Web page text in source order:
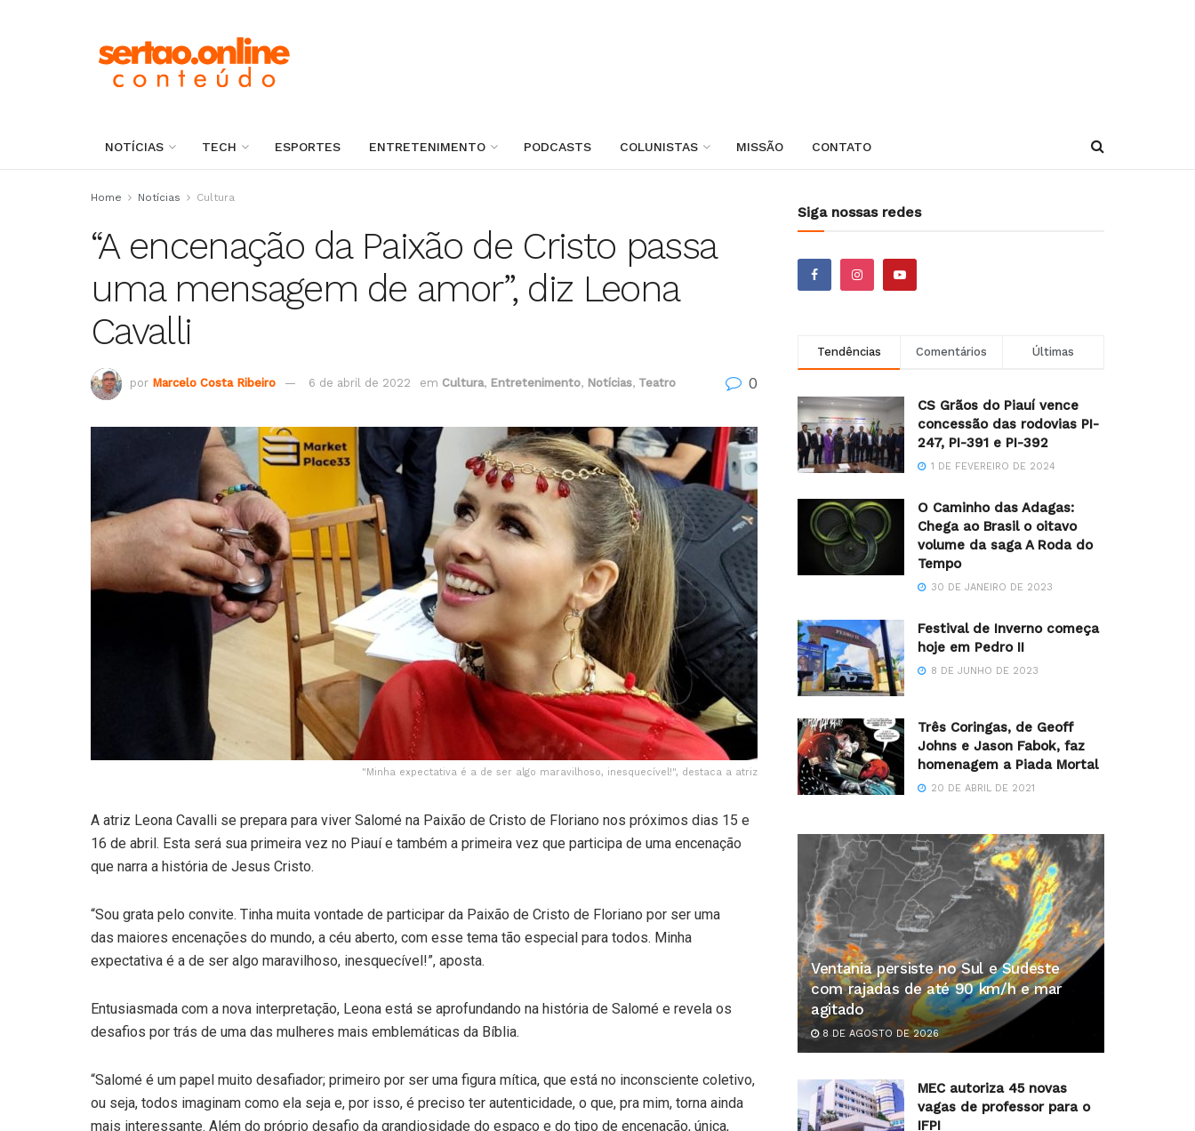
NOTÍCIAS TECH ESPORTES ENTRETENIMENTO PODCASTS COLUNISTAS MISSÃO CONTATO
Home Notícias Cultura
“A encenação da Paixão de Cristo passa
uma mensagem de amor”, diz Leona
Cavalli
por Marcelo Costa Ribeiro 6 de abril de 2022 em Cultura, Entretenimento, Notícias, Teatro 0
"Minha expectativa é a de ser algo maravilhoso, inesquecível!", destaca a atriz
A atriz Leona Cavalli se prepara para viver Salomé na Paixão de Cristo de Floriano nos próximos dias 15 e
16 de abril. Esta será sua primeira vez no Piauí e também a primeira vez que participa de uma encenação
que narra a história de Jesus Cristo.
“Sou grata pelo convite. Tinha muita vontade de participar da Paixão de Cristo de Floriano por ser uma
das maiores encenações do mundo, a céu aberto, com esse tema tão especial para todos. Minha
expectativa é a de ser algo maravilhoso, inesquecível!”, aposta.
Entusiasmada com a nova interpretação, Leona está se aprofundando na história de Salomé e revela os
desafios por trás de uma das mulheres mais emblemáticas da Bíblia.
“Salomé é um papel muito desafiador; primeiro por ser uma figura mítica, que está no inconsciente coletivo,
ou seja, todos imaginam como ela seja e, por isso, é preciso ter autenticidade, o que, pra mim, torna ainda
mais interessante. Além do próprio desafio da grandiosidade do espaço e do tipo de encenação, única,
Siga nossas redes
Tendências Comentários Últimas
CS Grãos do Piauí vence
concessão das rodovias PI-
247, PI-391 e PI-392
1 DE FEVEREIRO DE 2024
O Caminho das Adagas:
Chega ao Brasil o oitavo
volume da saga A Roda do
Tempo
30 DE JANEIRO DE 2023
Festival de Inverno começa
hoje em Pedro II
8 DE JUNHO DE 2023
Três Coringas, de Geoff
Johns e Jason Fabok, faz
homenagem a Piada Mortal
20 DE ABRIL DE 2021
Ventania persiste no Sul e Sudeste
com rajadas de até 90 km/h e mar
agitado
8 DE AGOSTO DE 2026
MEC autoriza 45 novas
vagas de professor para o
IFPI